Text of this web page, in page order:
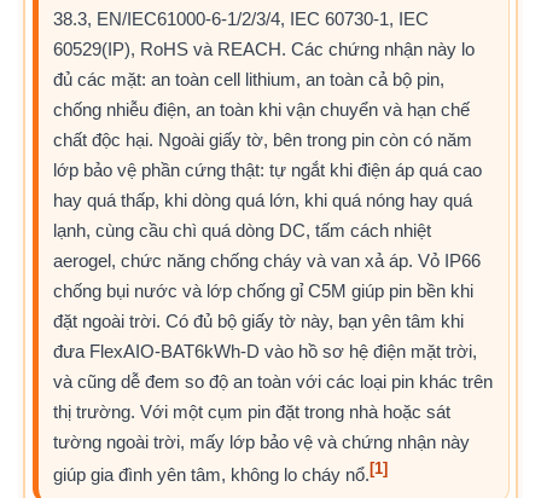
38.3, EN/IEC61000-6-1/2/3/4, IEC 60730-1, IEC
60529(IP), RoHS và REACH. Các chứng nhận này lo
đủ các mặt: an toàn cell lithium, an toàn cả bộ pin,
chống nhiễu điện, an toàn khi vận chuyển và hạn chế
chất độc hại. Ngoài giấy tờ, bên trong pin còn có năm
lớp bảo vệ phần cứng thật: tự ngắt khi điện áp quá cao
hay quá thấp, khi dòng quá lớn, khi quá nóng hay quá
lạnh, cùng cầu chì quá dòng DC, tấm cách nhiệt
aerogel, chức năng chống cháy và van xả áp. Vỏ IP66
chống bụi nước và lớp chống gỉ C5M giúp pin bền khi
đặt ngoài trời. Có đủ bộ giấy tờ này, bạn yên tâm khi
đưa FlexAIO-BAT6kWh-D vào hồ sơ hệ điện mặt trời,
và cũng dễ đem so độ an toàn với các loại pin khác trên
thị trường. Với một cụm pin đặt trong nhà hoặc sát
tường ngoài trời, mấy lớp bảo vệ và chứng nhận này
giúp gia đình yên tâm, không lo cháy nổ. [1]